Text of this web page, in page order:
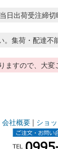
日出荷受注締
集荷・配達不
すので、大
会社概要 | ショ